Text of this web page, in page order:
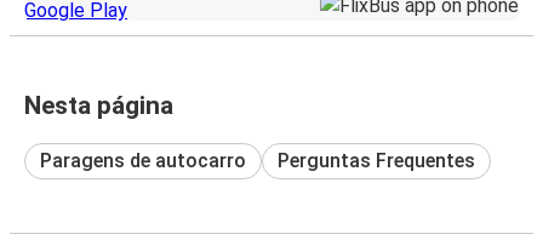
Nesta página
Paragens de autocarro Perguntas Frequentes